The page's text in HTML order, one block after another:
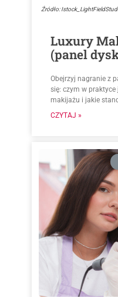
Źródło:
Luxury
(panel
Obejrzyj nagranie z
się: czym w praktyce
makijażu i jakie
CZYTAJ »